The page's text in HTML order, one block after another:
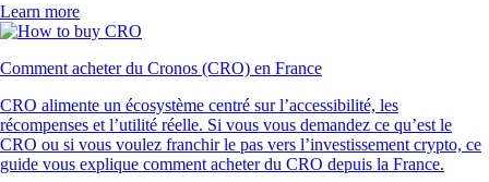
Learn more
Comment acheter du Cronos (CRO) en France
CRO alimente un écosystème centré sur l’accessibilité, les
récompenses et l’utilité réelle. Si vous vous demandez ce qu’est le
CRO ou si vous voulez franchir le pas vers l’investissement crypto, ce
guide vous explique comment acheter du CRO depuis la France.